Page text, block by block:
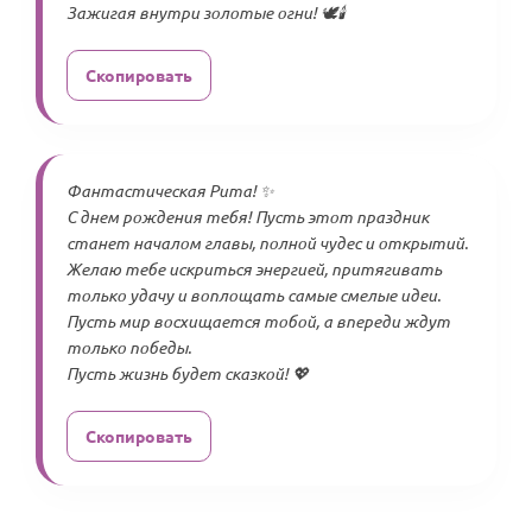
Зажигая внутри золотые огни! 🕊️🕯️
Скопировать
Фантастическая Рита! ✨
С днем рождения тебя! Пусть этот праздник
станет началом главы, полной чудес и открытий.
Желаю тебе искриться энергией, притягивать
только удачу и воплощать самые смелые идеи.
Пусть мир восхищается тобой, а впереди ждут
только победы.
Пусть жизнь будет сказкой! 💖
Скопировать